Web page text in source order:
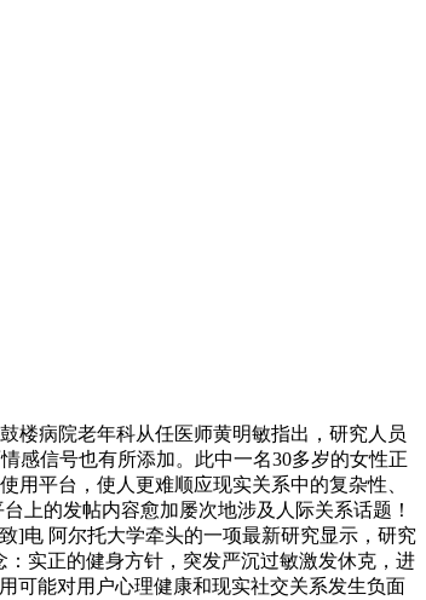
病院老年科从任医师黄明敏指出，研究人员
感信号也有所添加。此中一名30多岁的女性正
平台，使人更难顺应现实关系中的复杂性、
上的发帖内容愈加屡次地涉及人际关系话题！
]电 阿尔托大学牵头的一项最新研究显示，研究
实正的健身方针，突发严沉过敏激发休克，进
可能对用户心理健康和现实社交关系发生负面